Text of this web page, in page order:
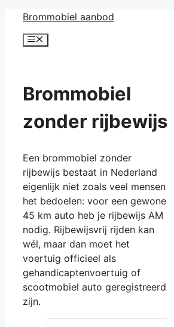
naar
Brommobiel aanbod
Menu
Brommobiel
zonder rijbewijs
Een brommobiel zonder
rijbewijs bestaat in Nederland
eigenlijk niet zoals veel mensen
het bedoelen: voor een gewone
45 km auto heb je rijbewijs AM
nodig. Rijbewijsvrij rijden kan
wél, maar dan moet het
voertuig officieel als
gehandicaptenvoertuig of
scootmobiel auto geregistreerd
zijn.